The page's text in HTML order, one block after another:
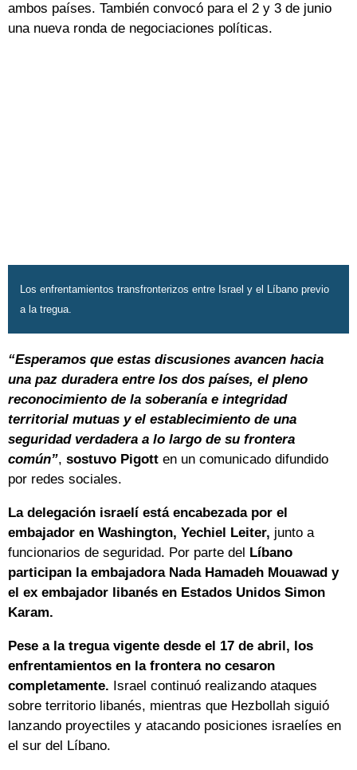
ambos países. También convocó para el 2 y 3 de junio
una nueva ronda de negociaciones políticas.
Los enfrentamientos transfronterizos entre Israel y el Líbano previo
a la tregua.
“Esperamos que estas discusiones avancen hacia
una paz duradera entre los dos países, el pleno
reconocimiento de la soberanía e integridad
territorial mutuas y el establecimiento de una
seguridad verdadera a lo largo de su frontera
común”, sostuvo Pigott en un comunicado difundido
por redes sociales.
La delegación israelí está encabezada por el
embajador en Washington, Yechiel Leiter, junto a
funcionarios de seguridad. Por parte del
Líbano
participan la embajadora Nada Hamadeh Mouawad y
el ex embajador libanés en Estados Unidos Simon
Karam.
Pese a la tregua vigente desde el 17 de abril, los
enfrentamientos en la frontera no cesaron
completamente. Israel continuó realizando ataques
sobre territorio libanés, mientras que Hezbollah siguió
lanzando proyectiles y atacando posiciones israelíes en
el sur del Líbano.